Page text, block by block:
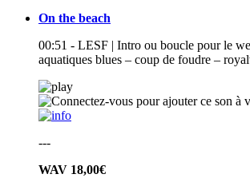
On the beach
00:51 - LESF | Intro ou boucle pour le
aquatiques blues – coup de foudre –
---
WAV 18,00€